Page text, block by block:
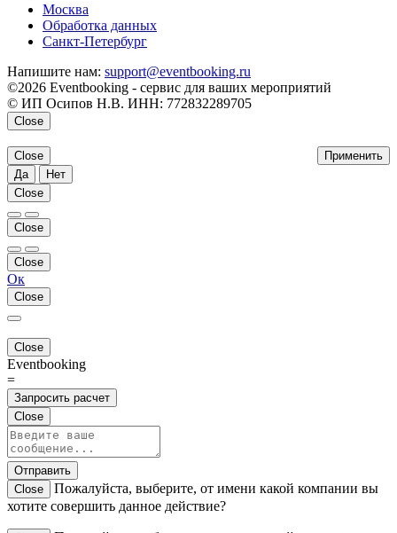
Москва
Обработка данных
Санкт-Петербург
Напишите нам: support@eventbooking.ru
©2026 Eventbooking - сервис для ваших мероприятий
© ИП Осипов Н.В. ИНН: 772832289705
Close
Применить
Close
Да
Нет
Close
Close
Close
Ок
Close
Close
Eventbooking
=
Запросить расчет
Close
Отправить
Close
Пожалуйста, выберите, от имени какой компании вы
хотите совершить данное действие?